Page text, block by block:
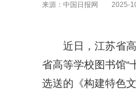
来源：中国日报网 2025-
近日，江苏省
省高等学校图书馆“
选送的《构建特色